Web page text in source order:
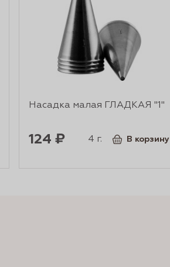
Насадка малая ГЛАДКАЯ "1"
124 ₽ 4 г. В корзину